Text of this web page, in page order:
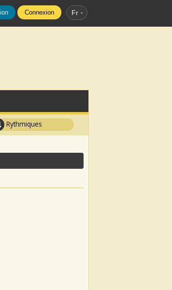
Connexion Fr
Rythmiques